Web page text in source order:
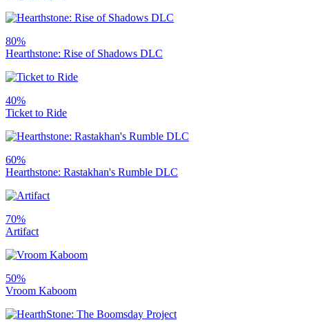
80%
Hearthstone: Rise of Shadows DLC
40%
Ticket to Ride
60%
Hearthstone: Rastakhan's Rumble DLC
70%
Artifact
50%
Vroom Kaboom